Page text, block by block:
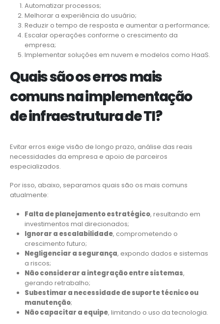
Automatizar processos;
Melhorar a experiência do usuário;
Reduzir o tempo de resposta e aumentar a performance;
Escalar operações conforme o crescimento da
empresa;
Implementar soluções em nuvem e modelos como HaaS.
Quais são os erros mais
comuns na implementação
de infraestrutura de TI?
Evitar erros exige visão de longo prazo, análise das reais
necessidades da empresa e apoio de parceiros
especializados.
Por isso, abaixo, separamos quais são os mais comuns
atualmente:
Falta de planejamento estratégico, resultando em
investimentos mal direcionados;
Ignorar a escalabilidade, comprometendo o
crescimento futuro;
Negligenciar a segurança, expondo dados e sistemas
a riscos;
Não considerar a integração entre sistemas,
gerando retrabalho;
Subestimar a necessidade de suporte técnico ou
manutenção;
Não capacitar a equipe, limitando o uso da tecnologia.